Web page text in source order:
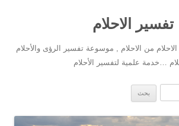
تفسير الاحلام
من الاحلام , موسوعة تفسير الرؤى والأحلام
…خدمة علمية لتفسير الأحلام
انتقل إلى المحتوى